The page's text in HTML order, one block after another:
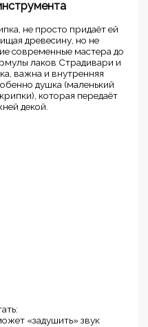
не просто придаёт ей
древесину, но не
современные мастера до
лаков Страдивари и
важна и внутренняя
душка (маленький
которая передаёт
декой.
«задушить» звук